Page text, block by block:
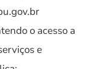
o acesso a
e